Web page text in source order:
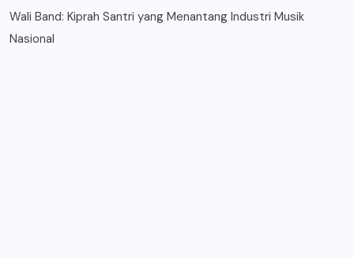
Wali Band: Kiprah Santri yang Menantang Industri Musik
Nasional